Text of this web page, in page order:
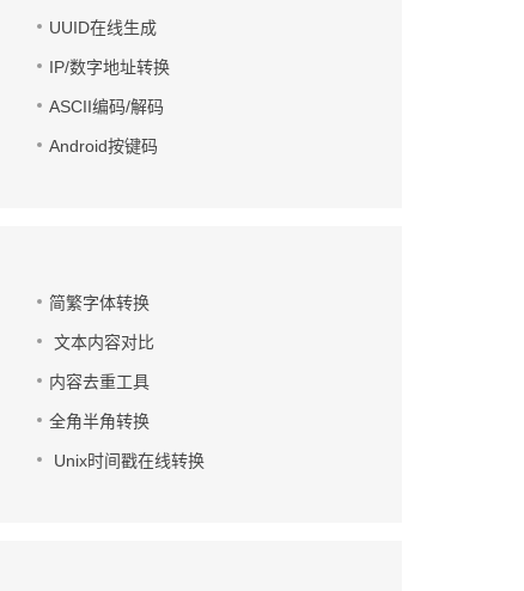
UUID在线生成
IP/数字地址转换
ASCII编码/解码
Android按键码
简繁字体转换
文本内容对比
内容去重工具
全角半角转换
Unix时间戳在线转换